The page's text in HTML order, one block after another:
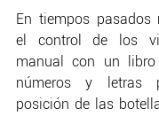
En tiempos pasados
el control de los
manual con un
números y letras
posición de las